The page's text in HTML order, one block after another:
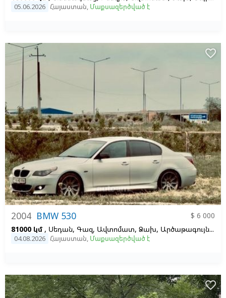
05.06.2026 Հայաստան, Մաքսազերծված է
2004 BMW 530
$ 6 000
81000 կմ , Սեդան, Գազ, Ավտոմատ, Ձախ, Արծաթագույն,
04.08.2026 Հայաստան, Մաքսազերծված է
favorite_border
favorite_border